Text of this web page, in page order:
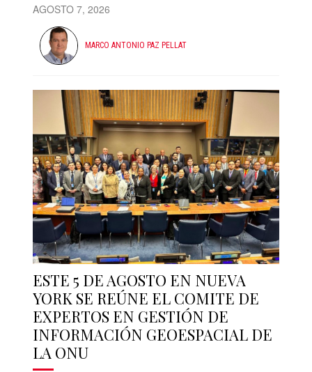
AGOSTO 7, 2026
MARCO ANTONIO PAZ PELLAT
ESTE 5 DE AGOSTO EN NUEVA
YORK SE REÚNE EL COMITE DE
EXPERTOS EN GESTIÓN DE
INFORMACIÓN GEOESPACIAL DE
LA ONU